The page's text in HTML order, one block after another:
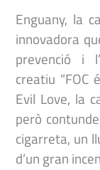
Enguany, la
innovadora
prevenció i
creatiu “FOC
Evil Love, la
però
cigarreta, un
d’un gran